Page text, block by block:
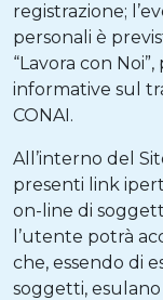
registrazione;
personali è
“Lavora con
informative sul
CONAI.
All’interno del
presenti link
on-line di
l’utente potrà
che, essendo di
soggetti,